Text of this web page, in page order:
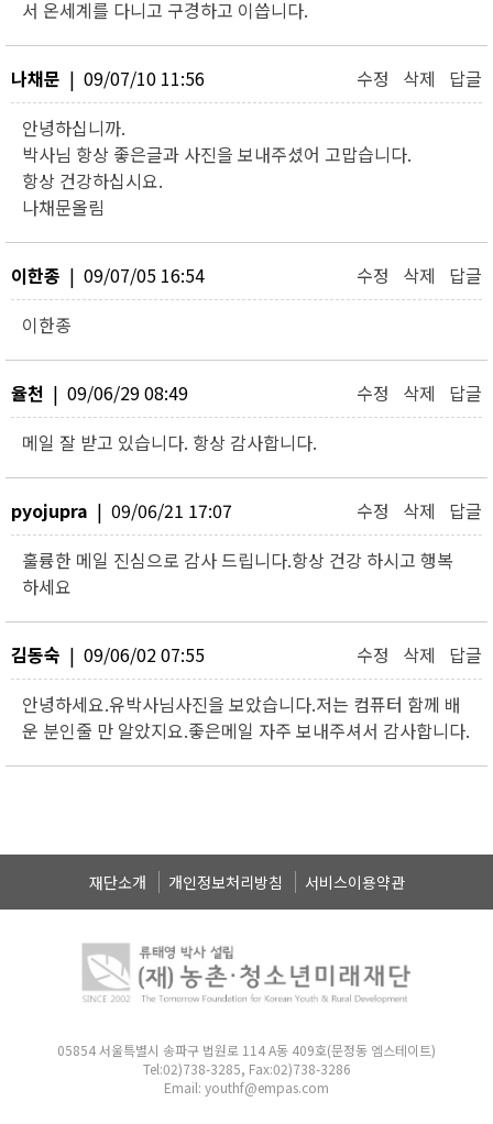
서 온세계를 다니고 구경하고 이씁니다.
수정 삭제 답글
나채문 | 09/07/10 11:56
안녕하십니까.
박사님 항상 좋은글과 사진을 보내주셨어 고맙습니다.
항상 건강하십시요.
나채문올림
수정 삭제 답글
이한종 | 09/07/05 16:54
이한종
수정 삭제 답글
율천 | 09/06/29 08:49
메일 잘 받고 있습니다. 항상 감사합니다.
수정 삭제 답글
pyojupra | 09/06/21 17:07
훌륭한 메일 진심으로 감사 드립니다.항상 건강 하시고 행복
하세요
수정 삭제 답글
김동숙 | 09/06/02 07:55
안녕하세요.유박사님사진을 보았습니다.저는 컴퓨터 함께 배
운 분인줄 만 알았지요.좋은메일 자주 보내주셔서 감사합니다.
재단소개 개인정보처리방침 서비스이용약관
05854 서울특별시 송파구 법원로 114 A동 409호(문정동 엠스테이트)
Tel:02)738-3285, Fax:02)738-3286
Email: youthf@empas.com